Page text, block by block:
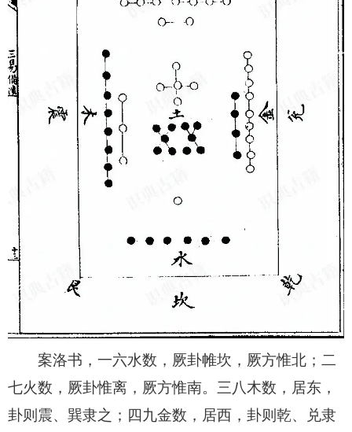
案洛书，一六水数，厥卦帷坎，厥方惟北；二
七火数，厥卦惟离，厥方惟南。三八木数，居东，
卦则震、巽隶之；四九金数，居西，卦则乾、兑隶